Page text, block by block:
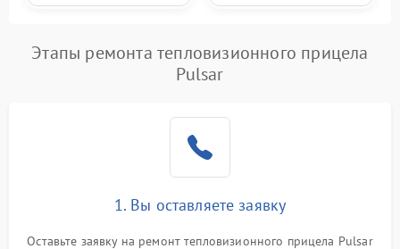
Этапы ремонта тепловизионного прицела
Pulsar
1. Вы оставляете заявку
Оставьте заявку на ремонт тепловизионного прицела Pulsar